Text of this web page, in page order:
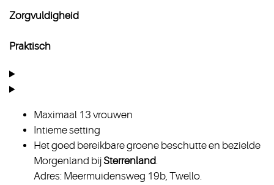
Zorgvuldigheid
Praktisch
Maximaal 13 vrouwen
Intieme setting
Het goed bereikbare groene beschutte en bezielde
Morgenland bijSterrenland.
Adres: Meermuidensweg 19b, Twello.